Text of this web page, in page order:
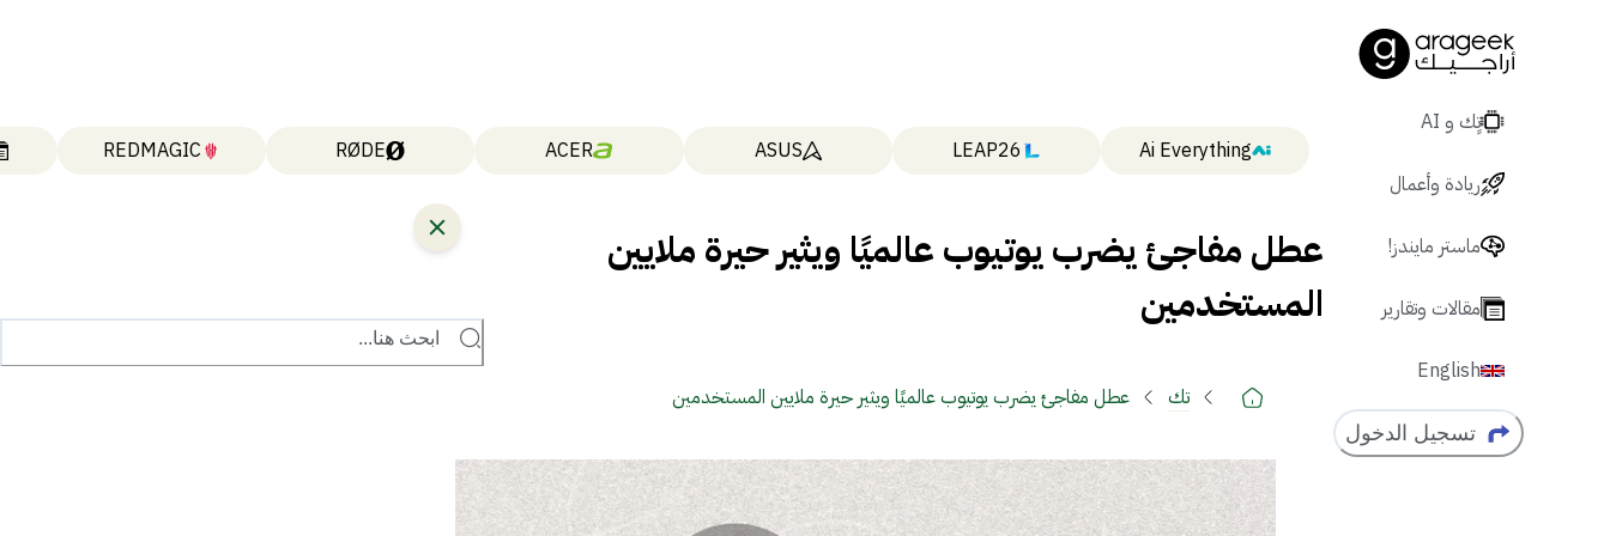
تٍك و AI
ريادة وأعمال
ماستر مايندز!
مقالات وتقارير
English
تسجيل الدخول
Ai Everything
LEAP26
ASUS
ACER
RØDE
REDMAGIC
عطل مفاجئ يضرب يوتيوب عالميًا ويثير حيرة ملايين
المستخدمين
تك عطل مفاجئ يضرب يوتيوب عالميًا ويثير حيرة ملايين المستخدمين
ابحث هنا...